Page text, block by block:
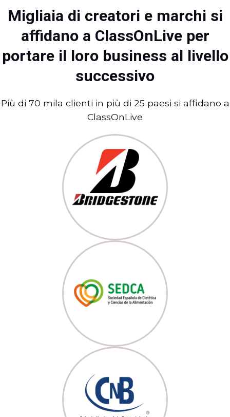
Migliaia di creatori e marchi si
affidano a ClassOnLive per
portare il loro business al livello
successivo
Più di 70 mila clienti in più di 25 paesi si affidano a
ClassOnLive